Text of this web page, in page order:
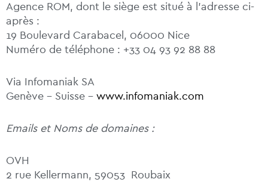
Agence ROM, dont le siège est situé à l’adresse ci-
après :
19 Boulevard Carabacel, 06000 Nice
Numéro de téléphone : +33 04 93 92 88 88
Via Infomaniak SA
Genève – Suisse – www.infomaniak.com
Emails et Noms de domaines :
OVH
2 rue Kellermann, 59053 Roubaix